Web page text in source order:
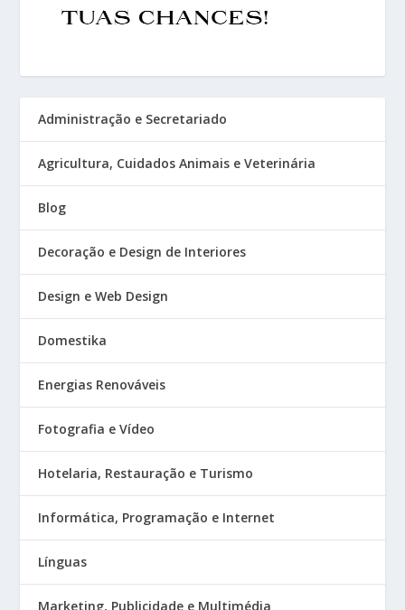
Administração e Secretariado
Agricultura, Cuidados Animais e Veterinária
Blog
Decoração e Design de Interiores
Design e Web Design
Domestika
Energias Renováveis
Fotografia e Vídeo
Hotelaria, Restauração e Turismo
Informática, Programação e Internet
Línguas
Marketing, Publicidade e Multimédia